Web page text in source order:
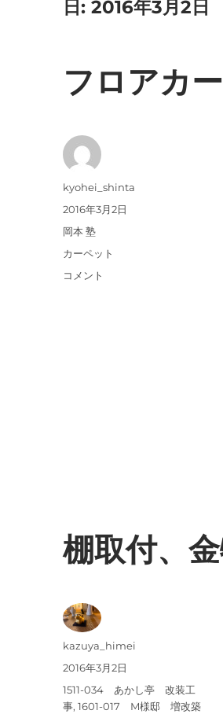
日:2016年3月2日
フロアカ
投
稿
kyohei_shinta
投
稿
2016年3月2日
カ
テ
リ
岡本 塾
タ
カーペット
フ
コメント
棚取付、金
投
稿
kazuya_himei
投
日:
2016年3月2日
カ
テ
1511-034 あかし亭 改装工
事,1601-017 M様邸 増改築